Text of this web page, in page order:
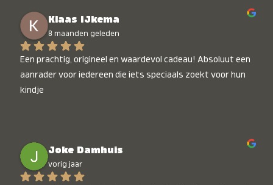
Klaas IJkema
8 maanden geleden
Een prachtig, origineel en waardevol cadeau! Absoluut een
aanrader voor iedereen die iets speciaals zoekt voor hun
kindje
Joke Damhuis
vorig jaar